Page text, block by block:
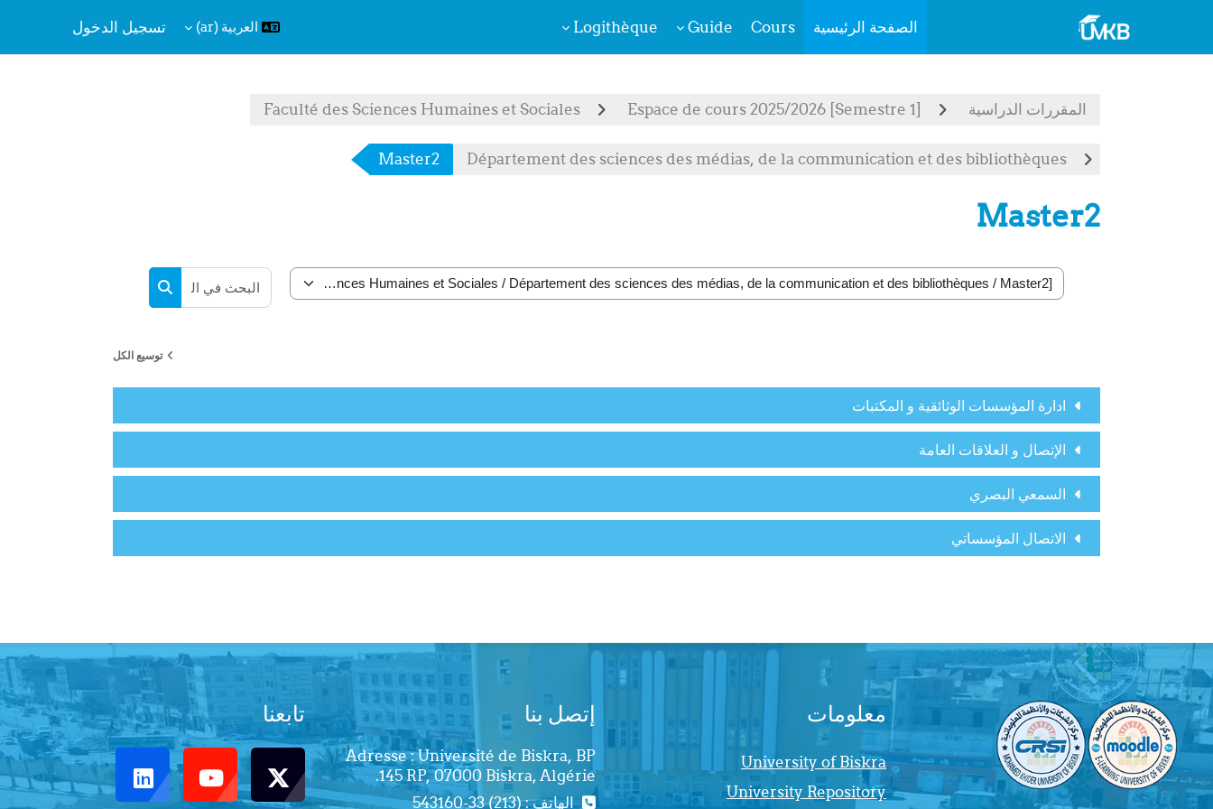
الصفحة الرئيسية Cours
Guide
Logithèque العربية ‎(ar)‎ تسجيل الدخول
المقررات الدراسية [Semestre 1] Espace de cours 2025/2026
Faculté des Sciences Humaines et Sociales
Département des sciences des médias, de la communication et des bibliothèques
Master2
Master2
تصنيفات المقررات
البحث في المقررات الدراسية
توسيع الكل
ادارة المؤسسات الوثائقية و المكتبات
الإتصال و العلاقات العامة
السمعي البصري
الاتصال المؤسساتي
معلومات
University of Biskra
University Repository
إتصل بنا
Adresse : Université de Biskra, BP
145 RP, 07000 Biskra, Algérie.
الهاتف : (213) 33-543160
تابعنا